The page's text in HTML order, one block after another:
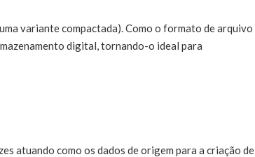
variante compactada). Como o formato de arquivo
digital, tornando-o ideal para
atuando como os dados de origem para a criação de